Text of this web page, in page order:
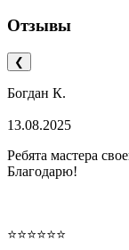
Отзывы
❮
Богдан К.
13.08.2025
Ребята мастера
Благодарю!
⭐⭐⭐⭐⭐⭐